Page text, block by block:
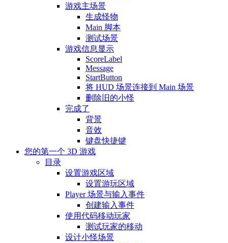
游戏主场景
生成怪物
Main 脚本
测试场景
游戏信息显示
ScoreLabel
Message
StartButton
将 HUD 场景连接到 Main 场景
删除旧的小怪
完成了
背景
音效
键盘快捷键
您的第一个 3D 游戏
目录
设置游戏区域
设置游玩区域
Player 场景与输入事件
创建输入事件
使用代码移动玩家
测试玩家的移动
设计小怪场景